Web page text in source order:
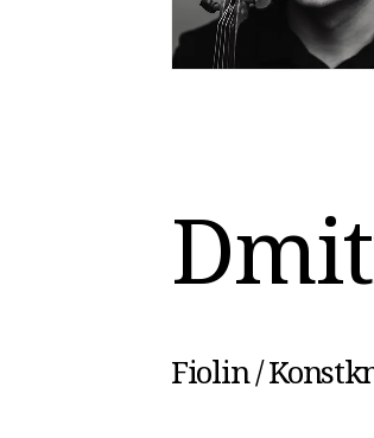
Dmit
Fiolin /